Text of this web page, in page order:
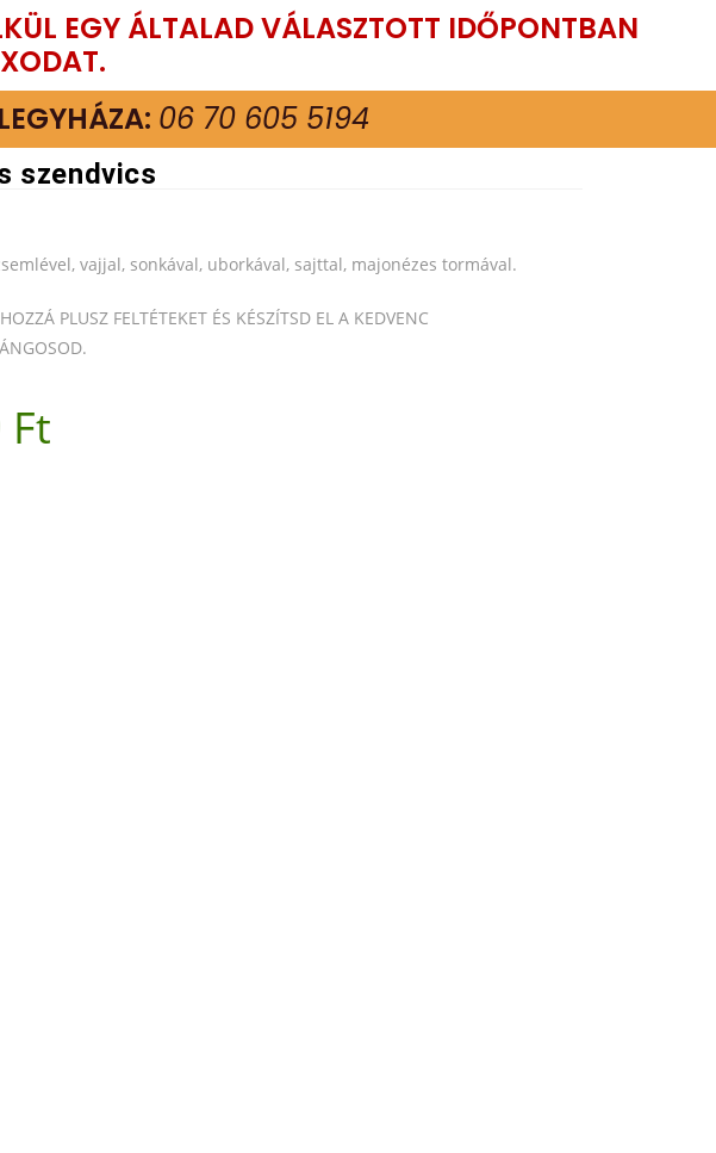
EGY ÁLTALAD VÁLASZTOTT IDŐPONTBAN
06 70 605 5194
szendvics
vajjal, sonkával, uborkával, sajttal, majonézes tormával.
PLUSZ FELTÉTEKET ÉS KÉSZÍTSD EL A KEDVENC
Ft